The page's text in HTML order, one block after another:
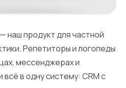
наш продукт для частной
Репетиторы и логопеды
мессенджерах и
в одну систему: CRM с